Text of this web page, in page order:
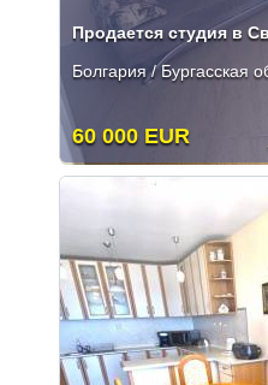
Продается студия в
Болгария / Бургасская
60 000 EUR